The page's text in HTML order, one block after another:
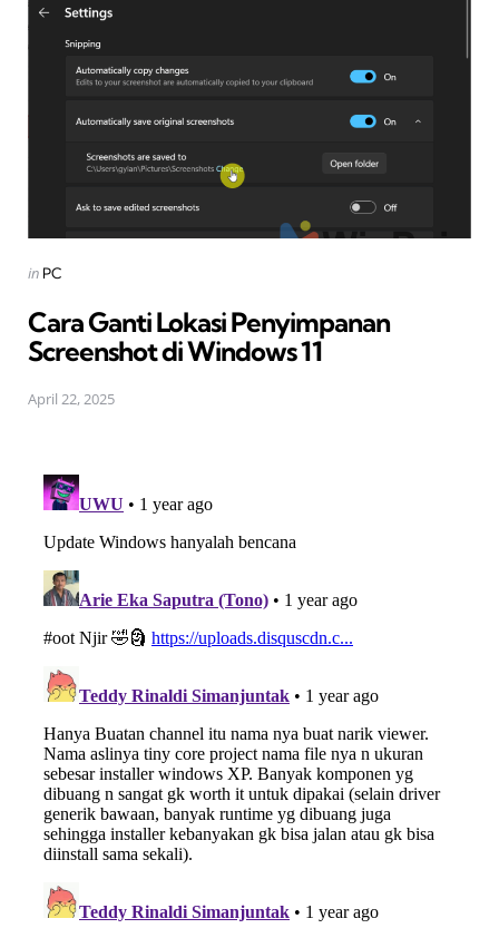
Posted
in PC
Cara Ganti Lokasi Penyimpanan
Screenshot di Windows 11
April 22, 2025